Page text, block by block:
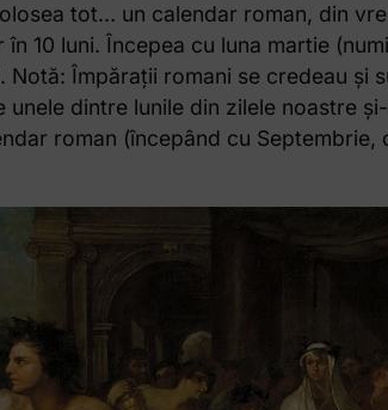
tot… un calendar roman, din
10 luni. Începea cu luna martie
Împărații romani se credeau și
dintre lunile din zilele noastre
roman (începând cu Septembrie,